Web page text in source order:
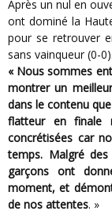
Après un nul en
ont dominé la
pour se retrouver
sans vainqueur (0-0).
« Nous sommes
montrer un
dans le contenu
flatteur en finale
concrétisées car
temps. Malgré des
garçons ont
moment, et
de nos attentes. »